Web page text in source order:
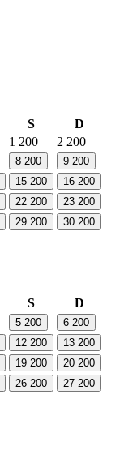
S
D
1 200 2 200
8 200 9 200
15 200 16 200
22 200 23 200
29 200 30 200
S D
5 200 6 200
12 200 13 200
19 200 20 200
26 200 27 200